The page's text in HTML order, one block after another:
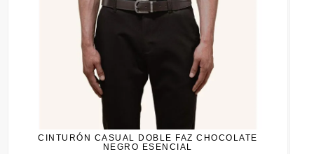
CINTURÓN CASUAL DOBLE FAZ CHOCOLATE
NEGRO ESENCIAL